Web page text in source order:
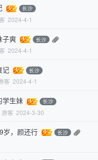
长沙
2024-4-1
子爽 长沙
2024-4-1
记 长沙
客 2024-4-1
学生妹 长沙
游客 2024-3-30
岁，颜还行 长沙